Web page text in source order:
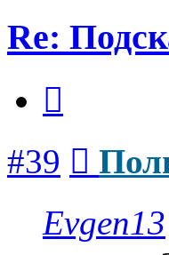
Re:
#39
Evgen13